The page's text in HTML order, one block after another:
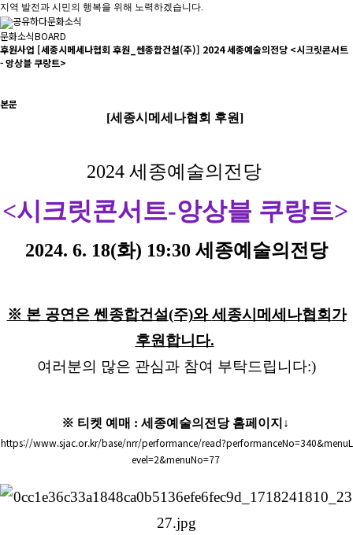
지역 발전과 시민의 행복을 위해 노력하겠습니다.
공유하다문화소식
문화소식BOARD
후원사업 [세종시메세나협회 후원_쎈종합건설(주)] 2024 세종예술의전당 <시크릿콘서트
- 앙상블 쿠랑트>
본문
[세종시메세나협회 후원]
2024 세종예술의전당
<시크릿콘서트-앙상블 쿠랑트>
2024. 6. 18(화) 19:30 세종예술의전당
※ 본 공연은쎈종합건설(주)와세종시메세나협회 가
후원합니다.
여러분의 많은 관심과 참여 부탁드립니다:)
※ 티켓 예매 : 세종예술의전당 홈페이지↓
https://www.sjac.or.kr/base/nrr/performance/read?performanceNo=340&menuL
evel=2&menuNo=77